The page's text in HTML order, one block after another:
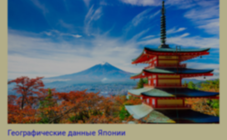
Географические данные Японии